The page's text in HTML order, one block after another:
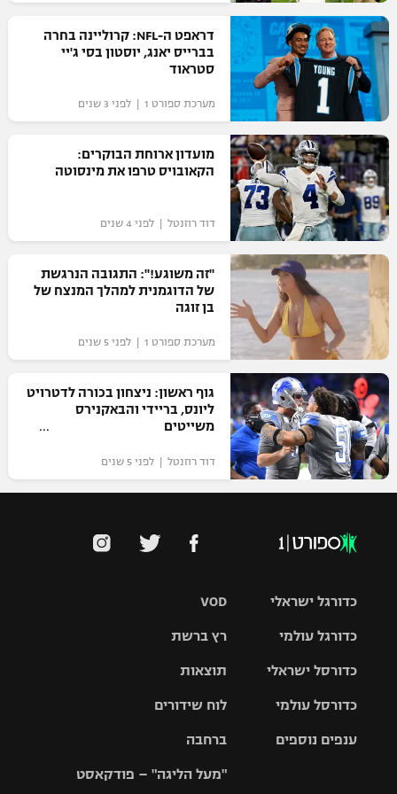
רשיון להקרנה פומבית לבית עסק
הצטרפות לחבילת הערוצים
לוח דרושים – ג'ובנט
תגיות
המגזין
דראפט ה-NFL: קרוליינה בחרה
בברייס יאנג, יוסטון בסי ג'יי
סטראוד
מערכת ספורט 1 | לפני 3 שנים
מועדון ארוחת הבוקרים:
הקאובויס טרפו את מינסוטה
דוד רוזנטל | לפני 4 שנים
"זה משוגע!": התגובה הנרגשת
של הדוגמנית למהלך המנצח של
בן זוגה
מערכת ספורט 1 | לפני 5 שנים
גוף ראשון: ניצחון בכורה לדטרויט
ליונס, בריידי והבאקנירס
משייטים
דוד רוזנטל | לפני 5 שנים
VOD
רץ ברשת
תוצאות
לוח שידורים
ברחבה
"מעל הליגה" – פודקאסט
כדורגל ישראלי
גביע הטוטו
כדורגל עולמי
האלופות
ליגה
כדורסל ישראלי
סל
כדורסל עולמי
ענפים נוספים